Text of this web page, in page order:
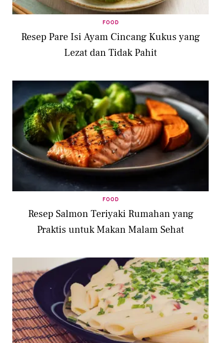
FOOD
Resep Pare Isi Ayam Cincang Kukus yang
Lezat dan Tidak Pahit
FOOD
Resep Salmon Teriyaki Rumahan yang
Praktis untuk Makan Malam Sehat